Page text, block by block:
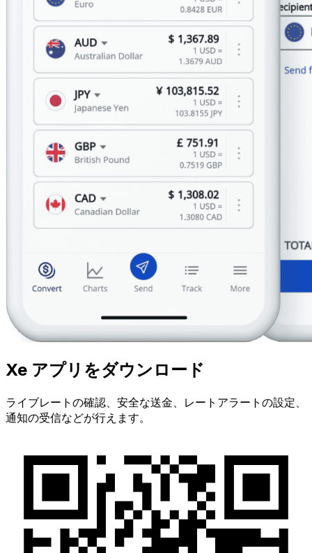
Xe アプリをダウンロード
ライブレートの確認、安全な送金、レートアラートの設定、
通知の受信などが行えます。